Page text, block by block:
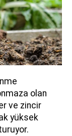
olan
ve zincir
yüksek